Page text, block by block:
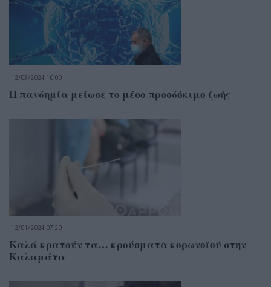
12/03/2024 10:00
Η πανδημία μείωσε το μέσο προσδόκιμο ζωής
12/01/2024 07:20
Καλά κρατούν τα… κρούσματα κορωνοϊού στην
Καλαμάτα